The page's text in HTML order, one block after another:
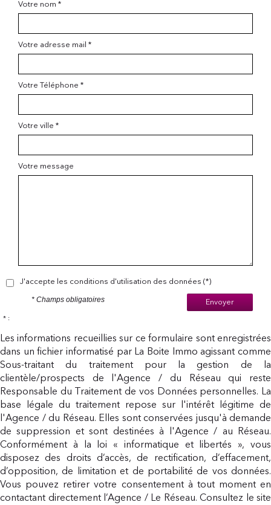
Votre nom *
Votre adresse mail *
Votre Téléphone *
Votre ville *
Votre message
J'accepte les conditions d'utilisation des données (*)
Envoyer
* Champs obligatoires
* :
Les informations recueillies sur ce formulaire sont enregistrées
dans un fichier informatisé par La Boite Immo agissant comme
Sous-traitant du traitement pour la gestion de la
clientèle/prospects de l'Agence / du Réseau qui reste
Responsable du Traitement de vos Données personnelles. La
base légale du traitement repose sur l'intérêt légitime de
l'Agence / du Réseau. Elles sont conservées jusqu'à demande
de suppression et sont destinées à l'Agence / au Réseau.
Conformément à la loi « informatique et libertés », vous
disposez des droits d’accès, de rectification, d’effacement,
d’opposition, de limitation et de portabilité de vos données.
Vous pouvez retirer votre consentement à tout moment en
contactant directement l’Agence / Le Réseau. Consultez le site